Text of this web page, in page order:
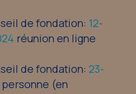
de fondation: 12-
réunion en ligne
de fondation: 23-
(en